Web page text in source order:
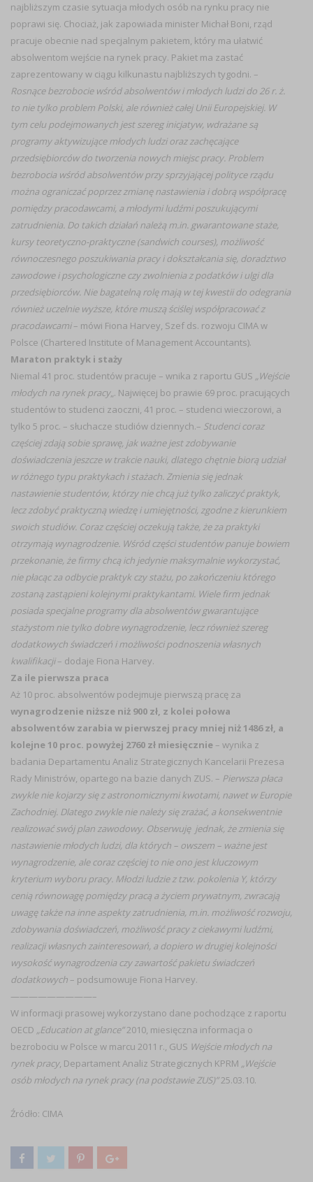
najbliższym czasie sytuacja młodych osób na rynku pracy nie
poprawi się. Chociaż, jak zapowiada minister Michał Boni, rząd
pracuje obecnie nad specjalnym pakietem, który ma ułatwić
absolwentom wejście na rynek pracy. Pakiet ma zastać
zaprezentowany w ciągu kilkunastu najbliższych tygodni. –
Rosnące bezrobocie wśród absolwentów i młodych ludzi do 26 r. ż.
to nie tylko problem Polski, ale również całej Unii Europejskiej. W
tym celu podejmowanych jest szereg inicjatyw, wdrażane są
programy aktywizujące młodych ludzi oraz zachęcające
przedsiębiorców do tworzenia nowych miejsc pracy. Problem
bezrobocia wśród absolwentów przy sprzyjającej polityce rządu
można ograniczać poprzez zmianę nastawienia i dobrą współpracę
pomiędzy pracodawcami, a młodymi ludźmi poszukującymi
zatrudnienia. Do takich działań należą m.in. gwarantowane staże,
kursy teoretyczno-praktyczne (sandwich courses), możliwość
równoczesnego poszukiwania pracy i dokształcania się, doradztwo
zawodowe i psychologiczne czy zwolnienia z podatków i ulgi dla
przedsiębiorców. Nie bagatelną rolę mają w tej kwestii do odegrania
również uczelnie wyższe, które muszą ściślej współpracować z
pracodawcami– mówi Fiona Harvey, Szef ds. rozwoju CIMA w
Polsce (Chartered Institute of Management Accountants).
Maraton praktyk i staży
Niemal 41 proc. studentów pracuje – wnika z raportu GUS „Wejście
młodych na rynek pracy„. Najwięcej bo prawie 69 proc. pracujących
studentów to studenci zaoczni, 41 proc. – studenci wieczorowi, a
tylko 5 proc. – słuchacze studiów dziennych.– Studenci coraz
częściej zdają sobie sprawę, jak ważne jest zdobywanie
doświadczenia jeszcze w trakcie nauki, dlatego chętnie biorą udział
w różnego typu praktykach i stażach. Zmienia się jednak
nastawienie studentów, którzy nie chcą już tylko zaliczyć praktyk,
lecz zdobyć praktyczną wiedzę i umiejętności, zgodne z kierunkiem
swoich studiów. Coraz częściej oczekują także, że za praktyki
otrzymają wynagrodzenie. Wśród części studentów panuje bowiem
przekonanie, że firmy chcą ich jedynie maksymalnie wykorzystać,
nie płacąc za odbycie praktyk czy stażu, po zakończeniu którego
zostaną zastąpieni kolejnymi praktykantami. Wiele firm jednak
posiada specjalne programy dla absolwentów gwarantujące
stażystom nie tylko dobre wynagrodzenie, lecz również szereg
dodatkowych świadczeń i możliwości podnoszenia własnych
kwalifikacji– dodaje Fiona Harvey.
Za ile pierwsza praca
Aż 10 proc. absolwentów podejmuje pierwszą pracę za
wynagrodzenie niższe niż 900 zł, z kolei połowa
absolwentów zarabia w pierwszej pracy mniej niż 1486 zł, a
kolejne 10 proc. powyżej 2760 zł miesięcznie – wynika z
badania Departamentu Analiz Strategicznych Kancelarii Prezesa
Rady Ministrów, opartego na bazie danych ZUS. – Pierwsza płaca
zwykle nie kojarzy się z astronomicznymi kwotami, nawet w Europie
Zachodniej. Dlatego zwykle nie należy się zrażać, a konsekwentnie
realizować swój plan zawodowy. Obserwuję jednak, że zmienia się
nastawienie młodych ludzi, dla których – owszem – ważne jest
wynagrodzenie, ale coraz częściej to nie ono jest kluczowym
kryterium wyboru pracy. Młodzi ludzie z tzw. pokolenia Y, którzy
cenią równowagę pomiędzy pracą a życiem prywatnym, zwracają
uwagę także na inne aspekty zatrudnienia, m.in. możliwość rozwoju,
zdobywania doświadczeń, możliwość pracy z ciekawymi ludźmi,
realizacji własnych zainteresowań, a dopiero w drugiej kolejności
wysokość wynagrodzenia czy zawartość pakietu świadczeń
dodatkowych – podsumowuje Fiona Harvey.
—————————–
W informacji prasowej wykorzystano dane pochodzące z raportu
OECD „Education at glance”2010, miesięczna informacja o
bezrobociu w Polsce w marcu 2011 r., GUS Wejście młodych na
rynek pracy, Departament Analiz Strategicznych KPRM „Wejście
osób młodych na rynek pracy (na podstawie ZUS)”25.03.10.
Źródło: CIMA